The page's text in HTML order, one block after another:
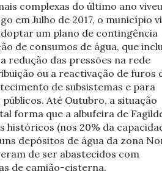
complexas do último ano
em Julho de 2017, o município
um plano de contingência
de consumos de água, que
redução das pressões na rede
ou a reactivação de furos
de subsistemas e para
Até Outubro, a situação
forma que a albufeira de
históricos (nos 20% da
depósitos de água da zona
de ser abastecidos com
de camião-cisterna.